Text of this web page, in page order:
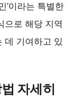
’이라는 특별한
으로 해당 지역
데 기여하고 있
자세히